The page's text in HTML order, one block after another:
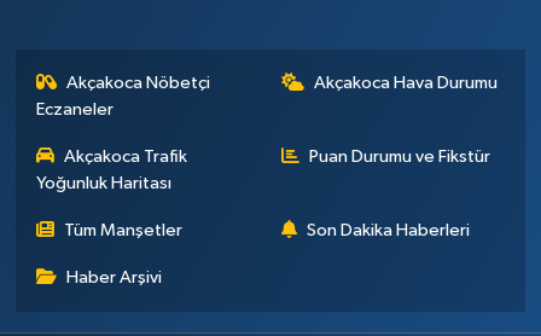
Akçakoca Nöbetçi
Eczaneler
Akçakoca Hava Durumu
Akçakoca Trafik
Yoğunluk Haritası
Puan Durumu ve Fikstür
Tüm Manşetler Son Dakika Haberleri
Haber Arşivi